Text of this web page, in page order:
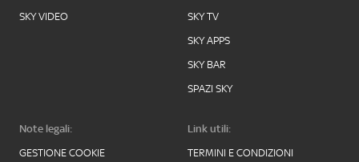
SKY VIDEO
SKY TV
SKY APPS
SKY BAR
SPAZI SKY
Note legali:
GESTIONE COOKIE
Link utili:
TERMINI E CONDIZIONI